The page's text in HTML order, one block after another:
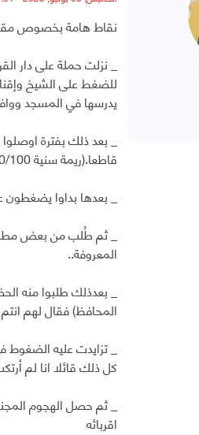
نقاط هامة بخصوص
للضغط على الشيخ
يدرسها في المسجد
_ بعد ذلك بفترة
قاطعا.(ريمة سنية 100/100)
_ بعدها بداوا
_ ثم طُلب من بعض
المعروفة..
_ بعدذلك طلبوا منه
المحافظ) فقال لهم
_ تزايدت عليه
كل ذلك قائلا انا لم
_ ثم حصل الهجوم
اقربائه